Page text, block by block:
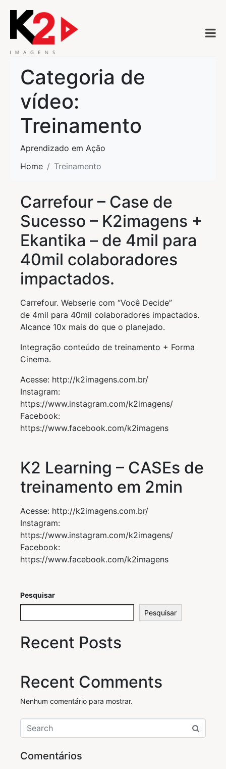
Categoria de
vídeo:
Treinamento
Aprendizado em Ação
Home
Treinamento
Carrefour – Case de
Sucesso – K2imagens +
Ekantika – de 4mil para
40mil colaboradores
impactados.
Carrefour. Webserie com “Você Decide”
de 4mil para 40mil colaboradores impactados.
Alcance 10x mais do que o planejado.
Integração conteúdo de treinamento + Forma
Cinema.
Acesse: http://k2imagens.com.br/
Instagram:
https://www.instagram.com/k2imagens/
Facebook:
https://www.facebook.com/k2imagens
K2 Learning – CASEs de
treinamento em 2min
Acesse: http://k2imagens.com.br/
Instagram:
https://www.instagram.com/k2imagens/
Facebook:
https://www.facebook.com/k2imagens
Pesquisar
Pesquisar
Recent Posts
Recent Comments
Nenhum comentário para mostrar.
Comentários